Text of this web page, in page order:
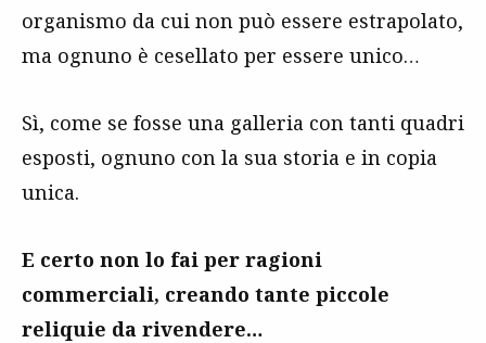
organismo da cui non può essere estrapolato,
ma ognuno è cesellato per essere unico…
Sì, come se fosse una galleria con tanti quadri
esposti, ognuno con la sua storia e in copia
unica.
E certo non lo fai per ragioni
commerciali, creando tante piccole
reliquie da rivendere…